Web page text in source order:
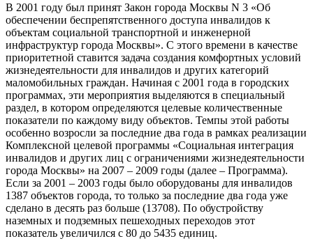
В 2001 году был принят Закон города Москвы N 3 «Об
обеспечении беспрепятственного доступа инвалидов к
объектам социальной транспортной и инженерной
инфраструктур города Москвы». С этого времени в качестве
приоритетной ставится задача создания комфортных условий
жизнедеятельности для инвалидов и других категорий
маломобильных граждан. Начиная с 2001 года в городских
программах, эти мероприятия выделяются в специальный
раздел, в котором определяются целевые количественные
показатели по каждому виду объектов. Темпы этой работы
особенно возросли за последние два года в рамках реализации
Комплексной целевой программы «Социальная интеграция
инвалидов и других лиц с ограничениями жизнедеятельности
города Москвы» на 2007 – 2009 годы (далее – Программа).
Если за 2001 – 2003 годы было оборудованы для инвалидов
1387 объектов города, то только за последние два года уже
сделано в десять раз больше (13708). По обустройству
наземных и подземных пешеходных переходов этот
показатель увеличился с 80 до 5435 единиц.